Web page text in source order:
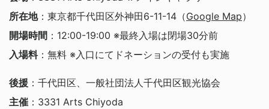
所在地：東京都千代田区外神田6-11-14（Google Map）
開場時間 ：12:00-19:00 ※最終入場は閉場30分前
入場料：無料 ※入口にてドネーションの受付も実施
後援 ：千代田区、一般社団法人千代田区観光協会
主催 ：3331 Arts Chiyoda